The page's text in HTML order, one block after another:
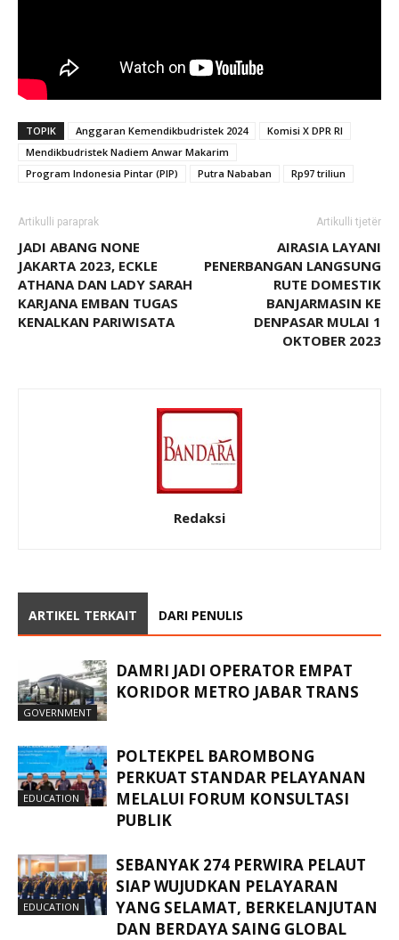
TOPIK Anggaran Kemendikbudristek 2024
Komisi X DPR RI
Mendikbudristek Nadiem Anwar Makarim
Program Indonesia Pintar (PIP)
Putra Nababan Rp97 triliun
Artikulli paraprak
JADI ABANG NONE
JAKARTA 2023, ECKLE
ATHANA DAN LADY SARAH
KARJANA EMBAN TUGAS
KENALKAN PARIWISATA
Artikulli tjetër
AIRASIA LAYANI
PENERBANGAN LANGSUNG
RUTE DOMESTIK
BANJARMASIN KE
DENPASAR MULAI 1
OKTOBER 2023
Redaksi
ARTIKEL TERKAIT DARI PENULIS
GOVERNMENT
DAMRI JADI OPERATOR EMPAT
KORIDOR METRO JABAR TRANS
EDUCATION
POLTEKPEL BAROMBONG
PERKUAT STANDAR PELAYANAN
MELALUI FORUM KONSULTASI
PUBLIK
EDUCATION
SEBANYAK 274 PERWIRA PELAUT
SIAP WUJUDKAN PELAYARAN
YANG SELAMAT, BERKELANJUTAN
DAN BERDAYA SAING GLOBAL